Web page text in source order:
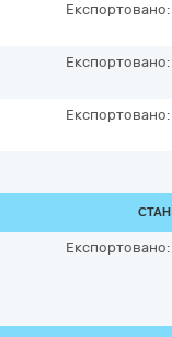
Експортовано:
Експортовано:
Експортовано:
СТАН
Експортовано: